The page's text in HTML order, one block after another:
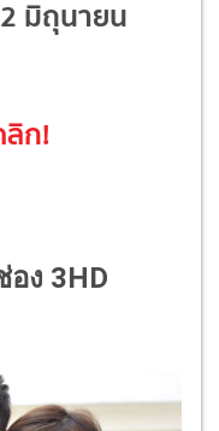
มิถุนายน
ก!
อง 3HD